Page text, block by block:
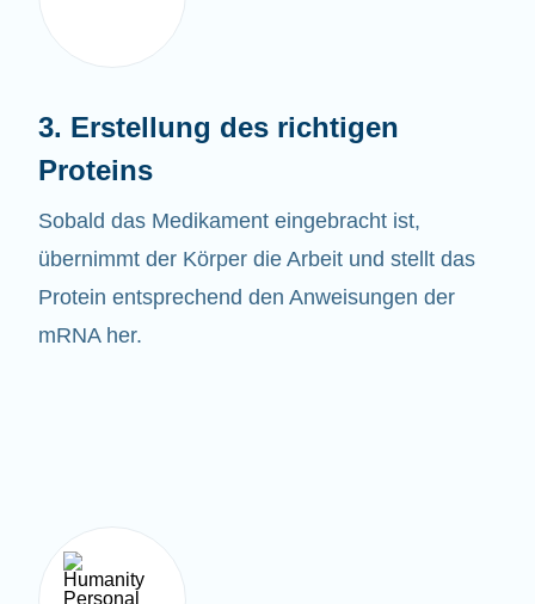
3. Erstellung des richtigen
Proteins
Sobald das Medikament eingebracht ist,
übernimmt der Körper die Arbeit und stellt das
Protein entsprechend den Anweisungen der
mRNA her.